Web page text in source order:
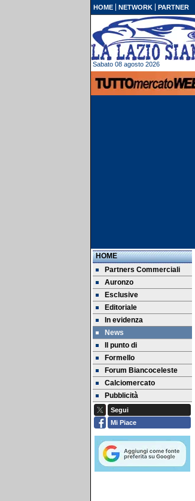
HOME NETWORK PARTNER
Sabato 08 agosto 2026
HOME
Partners Commerciali
Auronzo
Esclusive
Editoriale
In evidenza
News
Il punto di
Formello
Forum Biancoceleste
Calciomercato
Pubblicità
Segui
Mi Piace